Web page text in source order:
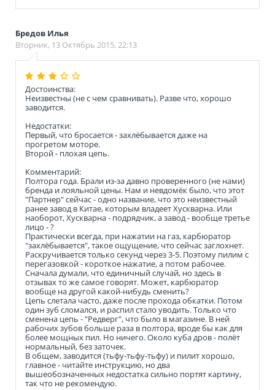
Бредов Илья
Вторник, 13 Октябрь 2015, 22:13
Достоинства:
Неизвестны (не с чем сравнивать). Разве что, хорошо
заводится.
Недостатки:
Первый, что бросается - захлёбывается даже на
прогретом моторе.
Второй - плохая цепь.
Комментарий:
Полтора года. Брали из-за давно проверенного (не нами)
бренда и лояльной цены. Нам и невдомёк было, что этот
"Партнер" сейчас - одно название, что это неизвестный
ранее завод в Китае, которым владеет Хускварна. Или
наоборот, Хускварна - подрядчик, а завод - вообще третье
лицо - ?
Практически всегда, при нажатии на газ, карбюратор
"захлёбывается", такое ощущение, что сейчас заглохнет.
Раскручивается только секунд через 3-5. Поэтому пилим с
перегазовкой - короткое нажатие, а потом рабочее.
Сначала думали, что единичный случай, но здесь в
отзывах то же самое говорят. Может, карбюратор
вообще на другой какой-нибудь сменить?
Цепь слетала часто, даже после прохода обкатки. Потом
один зуб сломался, и распил стало уводить. Только что
сменена цепь - "Редверг", что было в магазине. В ней
рабочих зубов больше раза в полтора, вроде бы как для
более мощных пил. Но ничего. Около куба дров - полёт
нормальный, без заточек.
В общем, заводится (тьфу-тьфу-тьфу) и пилит хорошо,
главное - читайте инструкцию, но два
вышеобозначенных недостатка сильно портят картину,
так что не рекомендую.